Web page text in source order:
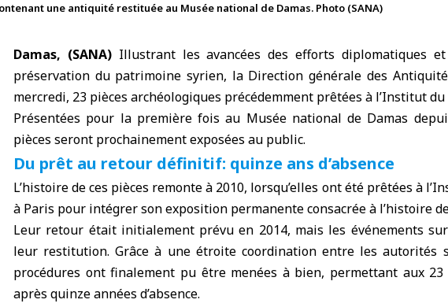
une antiquité restituée au Musée national de Damas. Photo (SANA)
Damas, (SANA) Illustrant les avancées des efforts diplomatiques
préservation du patrimoine syrien, la Direction générale des
mercredi, 23 pièces archéologiques précédemment prêtées à l’Institut
Présentées pour la première fois au Musée national de Damas
pièces seront prochainement exposées au public.
Du prêt au retour définitif: quinze ans d’absence
L’histoire de ces pièces remonte à 2010, lorsqu’elles ont été prêtées à l’
à Paris pour intégrer son exposition permanente consacrée à l’histoire
Leur retour était initialement prévu en 2014, mais les événements
leur restitution. Grâce à une étroite coordination entre lesautorités
procédures ont finalement pu être menées à bien, permettant aux 23
après quinze années d’absence.